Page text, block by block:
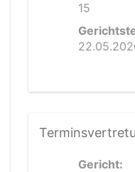
15
Gericht: